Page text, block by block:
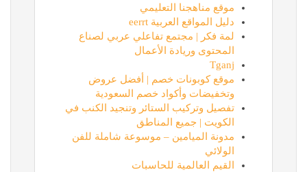
موقع مناهجنا التعليمي
دليل المواقع العربية eerrt
لمة فكر | مجتمع تفاعلي عربي لصناع
المحتوى وريادة الأعمال
Tganj
موقع كوبونات خصم | أفضل عروض
وتخفيضات وأكواد خصم السعودية
تفصيل وتركيب الستائر وتنجيد الكنب في
الكويت | جميع المناطق
مدونة الميامين – موسوعة شاملة للفن
الولائي
القيم العالمية للحاسبات